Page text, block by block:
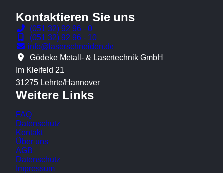
Kontaktieren Sie uns
(051 32) 92 96 - 0
(051 32) 92 96 - 10
info@laserschneiden.de
Gödeke Metall- & Lasertechnik GmbH
Im Kleifeld 21
31275 Lehrte/Hannover
Weitere Links
FAQ
Datenschutz
Kontakt
Über uns
AGB
Datenschutz
Impressum